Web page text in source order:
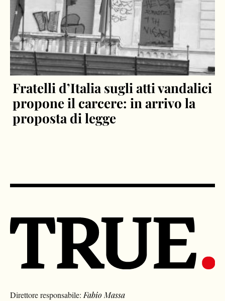
Fratelli d’Italia sugli atti vandalici
propone il carcere: in arrivo la
proposta di legge
Direttore responsabile: Fabio Massa